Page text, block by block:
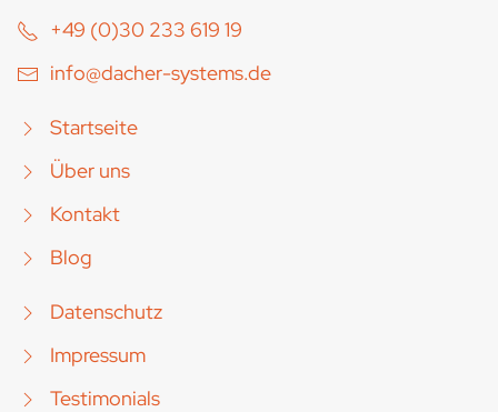
+49 (0)30 233 619 19
info@dacher-systems.de
Startseite
Über uns
Kontakt
Blog
Datenschutz
Impressum
Testimonials